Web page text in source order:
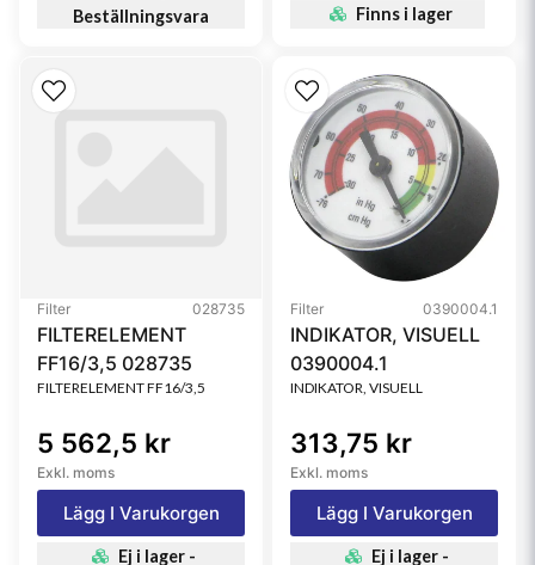
Beställningsvara
Finns i lager
Filter 028735
FILTERELEMENT
FF16/3,5 028735
FILTERELEMENT FF16/3,5
5 562,5 kr
Exkl. moms
Lägg I Varukorgen
Ej i lager -
Filter 0390004.1
INDIKATOR, VISUELL
0390004.1
INDIKATOR, VISUELL
313,75 kr
Exkl. moms
Lägg I Varukorgen
Ej i lager -